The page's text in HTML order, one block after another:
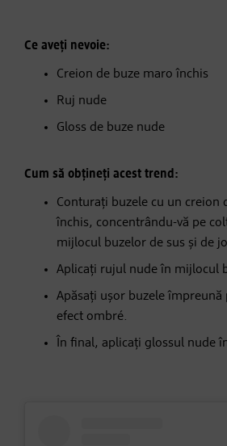
Ce aveți nevoie:
Creion de buze maro închis
Ruj nude
Gloss de buze nude
Cum să obțineți acest trend:
Conturați buzele cu un creion
închis, concentrându-vă pe
mijlocul buzelor de sus și de
Aplicați rujul nude în mijlocul
Apăsați ușor buzele împreună
efect ombré.
În final, aplicați glossul nude